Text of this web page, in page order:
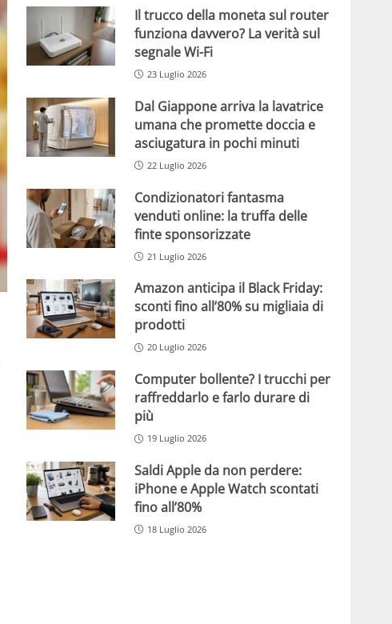
Il trucco della moneta sul router
funziona davvero? La verità sul
segnale Wi-Fi
23 Luglio 2026
Dal Giappone arriva la lavatrice
umana che promette doccia e
asciugatura in pochi minuti
22 Luglio 2026
Condizionatori fantasma
venduti online: la truffa delle
finte sponsorizzate
21 Luglio 2026
Amazon anticipa il Black Friday:
sconti fino all’80% su migliaia di
prodotti
20 Luglio 2026
Computer bollente? I trucchi per
raffreddarlo e farlo durare di
più
19 Luglio 2026
Saldi Apple da non perdere:
iPhone e Apple Watch scontati
fino all’80%
18 Luglio 2026